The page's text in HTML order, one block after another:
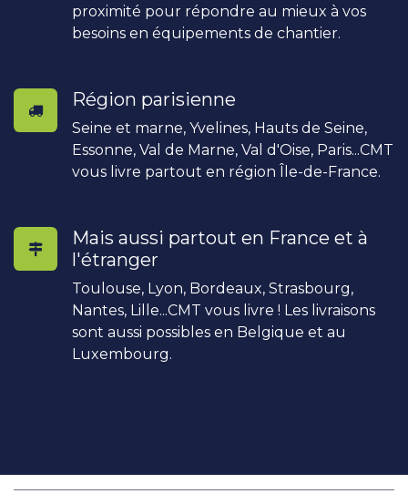
proximité pour répondre au mieux à vos
besoins en équipements de chantier.
Région parisienne
Seine et marne, Yvelines, Hauts de Seine,
Essonne, Val de Marne, Val d'Oise, Paris...CMT
vous livre partout en région Île-de-France.
Mais aussi partout en France et à
l'étranger
Toulouse, Lyon, Bordeaux, Strasbourg,
Nantes, Lille...CMT vous livre ! Les livraisons
sont aussi possibles en Belgique et au
Luxembourg.